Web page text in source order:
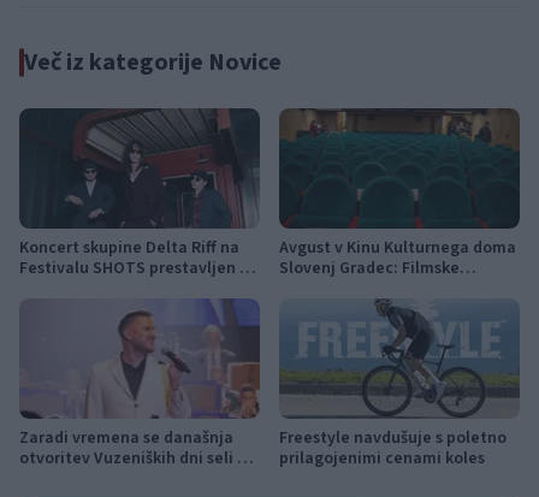
Več iz kategorije Novice
Koncert skupine Delta Riff na
Festivalu SHOTS prestavljen na
Avgust v Kinu Kulturnega doma
Slovenj Gradec: Filmske
počitniški kino
Zaradi vremena se današnja
otvoritev Vuzeniških dni seli v
Freestyle navdušuje s poletno
prilagojenimi cenami koles